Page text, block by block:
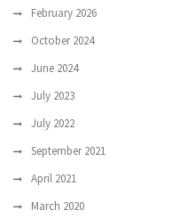
February 2026
October 2024
June 2024
July 2023
July 2022
September 2021
April 2021
March 2020